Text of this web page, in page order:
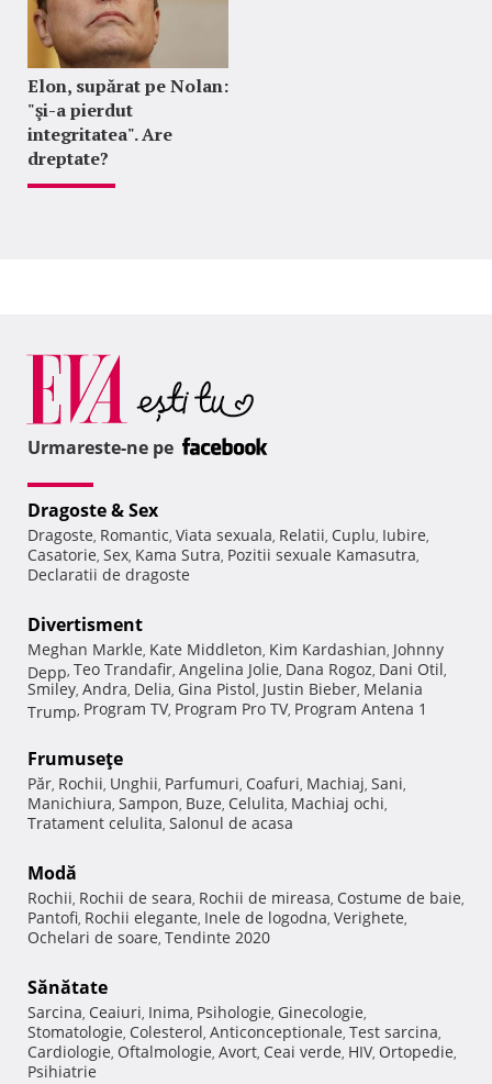
Elon, supărat pe Nolan:
"şi-a pierdut
integritatea". Are
dreptate?
Urmareste-ne pe
Dragoste & Sex
Dragoste, Romantic, Viata sexuala, Relatii, Cuplu, Iubire,
Casatorie, Sex, Kama Sutra, Pozitii sexuale Kamasutra,
Declaratii de dragoste
Divertisment
Meghan Markle, Kate Middleton, Kim Kardashian, Johnny
Depp, Teo Trandafir, Angelina Jolie, Dana Rogoz, Dani Otil,
Smiley, Andra, Delia, Gina Pistol, Justin Bieber, Melania
Trump, Program TV, Program Pro TV, Program Antena 1
Frumuseţe
Păr, Rochii, Unghii, Parfumuri, Coafuri, Machiaj, Sani,
Manichiura, Sampon, Buze, Celulita, Machiaj ochi,
Tratament celulita, Salonul de acasa
Modă
Rochii, Rochii de seara, Rochii de mireasa, Costume de baie,
Pantofi, Rochii elegante, Inele de logodna, Verighete,
Ochelari de soare, Tendinte 2020
Sănătate
Sarcina, Ceaiuri, Inima, Psihologie, Ginecologie,
Stomatologie, Colesterol, Anticonceptionale, Test sarcina,
Cardiologie, Oftalmologie, Avort, Ceai verde, HIV, Ortopedie,
Psihiatrie